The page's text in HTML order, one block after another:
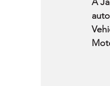
A